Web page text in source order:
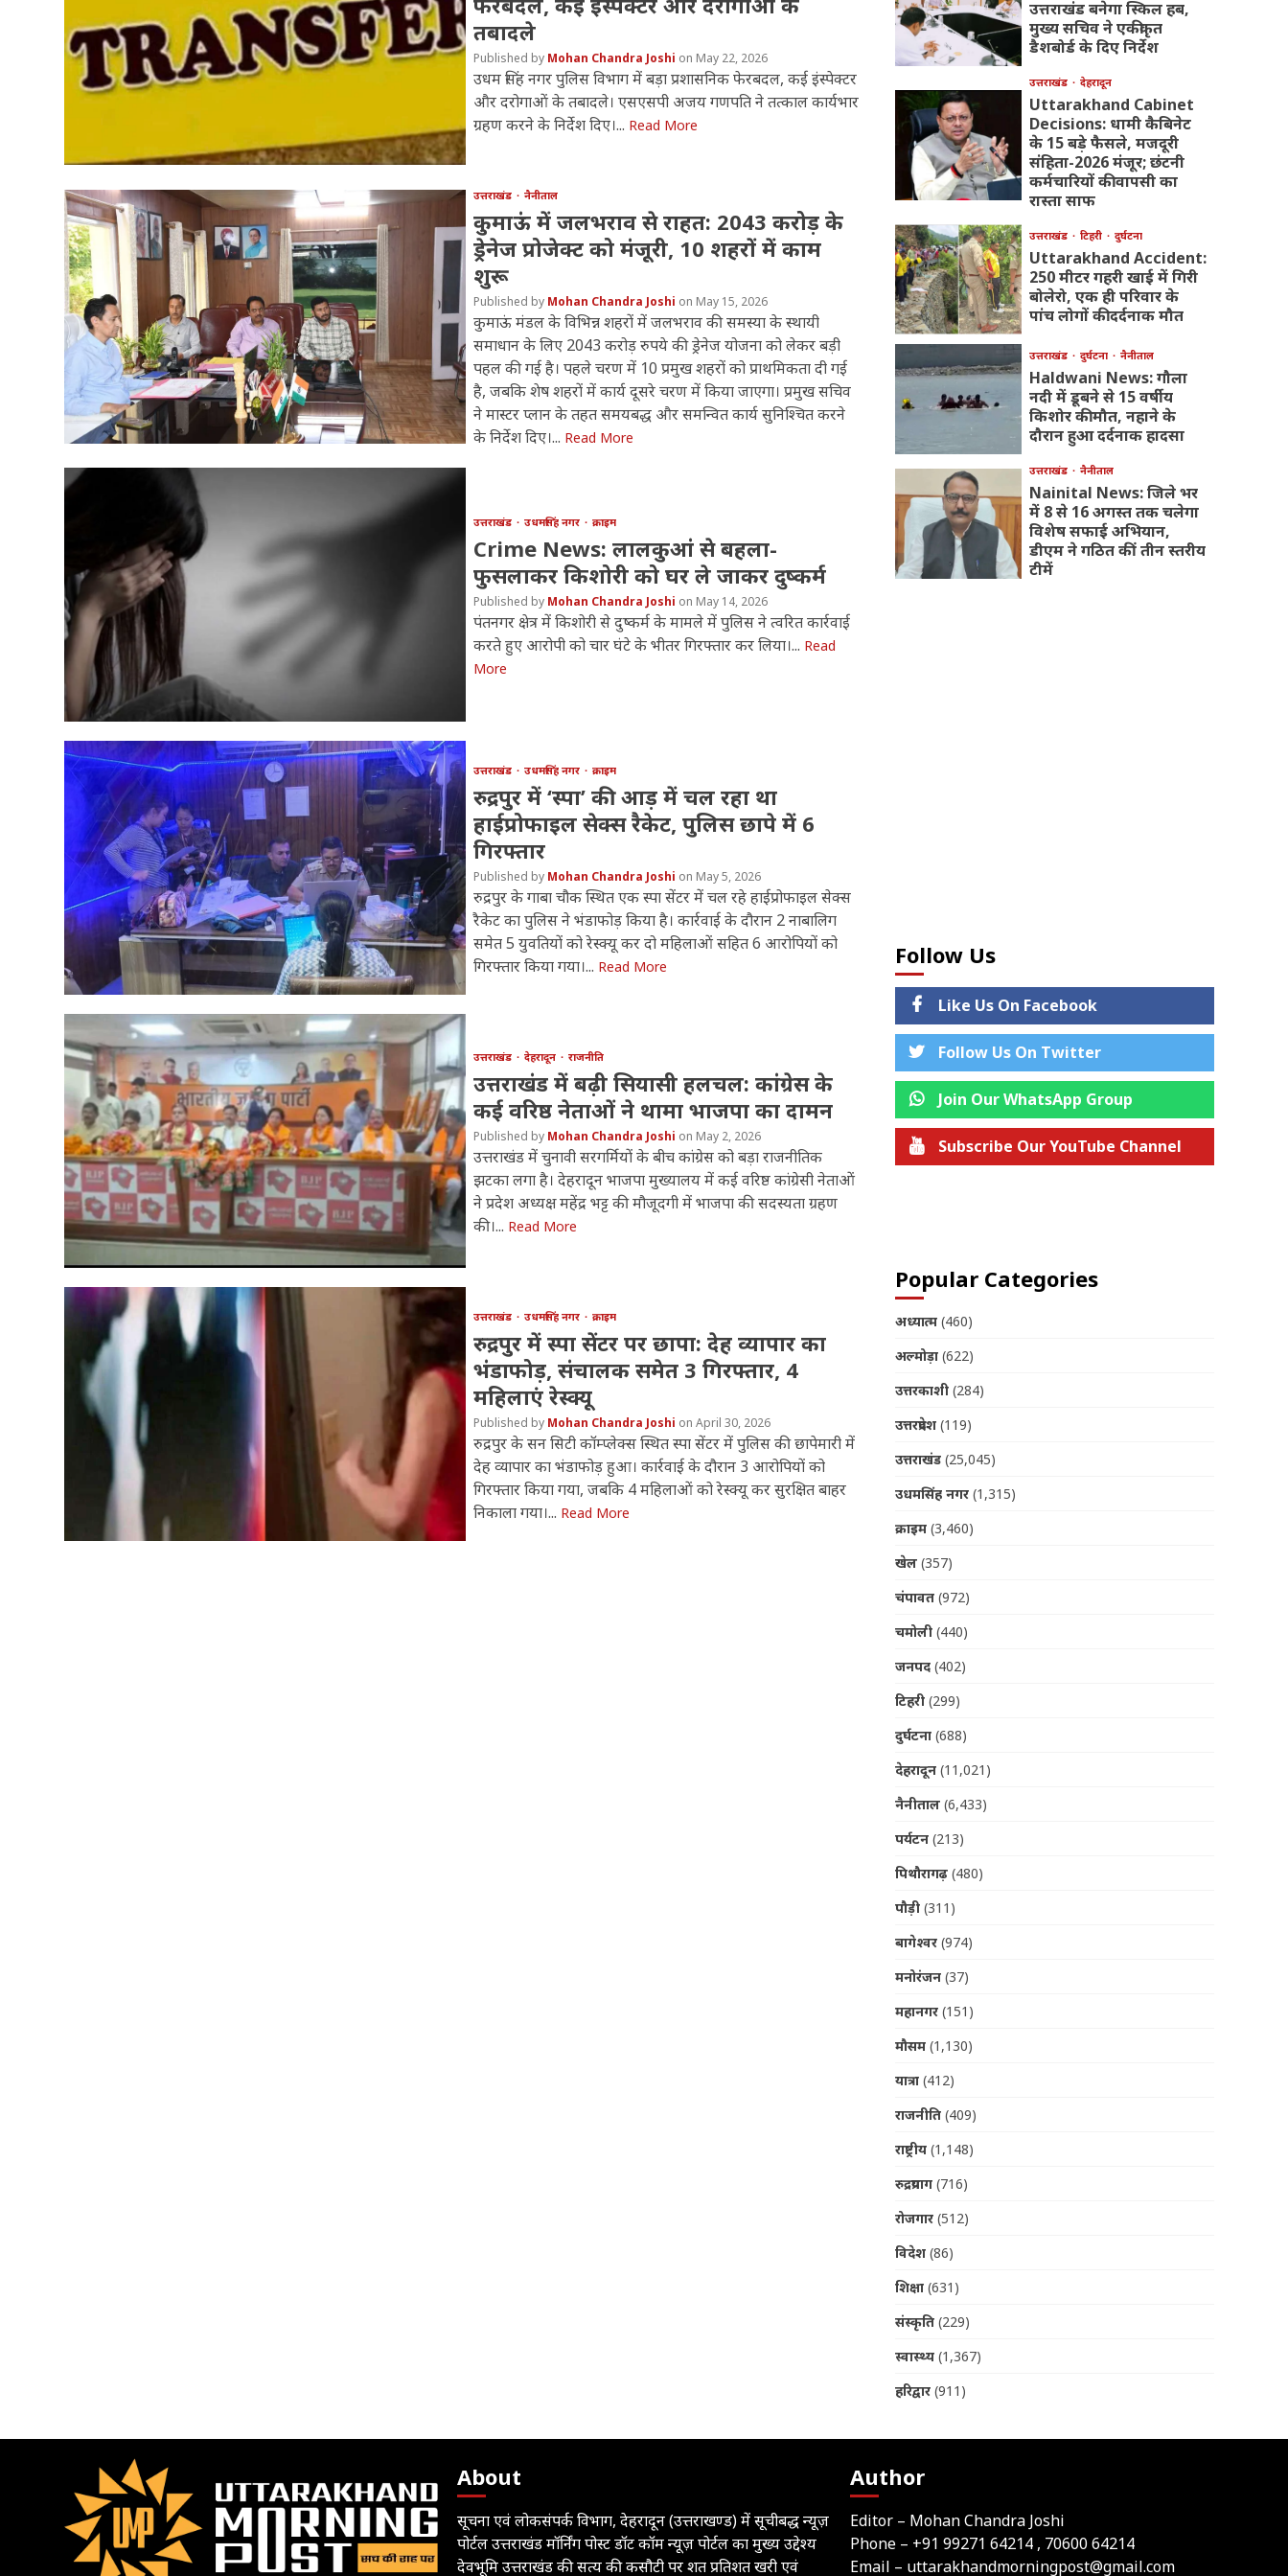
तबादले
Mohan Chandra Joshi May 22, 2026
उधम सिंह नगर पुलिस विभाग में बड़ा प्रशासनिक फेरबदल, कई इंस्पेक्टर
और दरोगाओं के तबादले। एसएसपी अजय गणपति ने तत्काल कार्यभार
ग्रहण करने के निर्देश दिए।... Read More
उत्तराखंड नैनीताल
कुमाऊं में जलभराव से राहत: 2043 करोड़ के
ड्रेनेज प्रोजेक्ट को मंजूरी, 10 शहरों में काम
शुरू
Mohan Chandra Joshi May 15, 2026
कुमाऊं मंडल के विभिन्न शहरों में जलभराव की समस्या के स्थायी
समाधान के लिए 2043 करोड़ रुपये की ड्रेनेज योजना को लेकर बड़ी
पहल की गई है। पहले चरण में 10 प्रमुख शहरों को प्राथमिकता दी गई
है, जबकि शेष शहरों में कार्य दूसरे चरण में किया जाएगा। प्रमुख सचिव
ने मास्टर प्लान के तहत समयबद्ध और समन्वित कार्य सुनिश्चित करने
के निर्देश दिए।... Read More
उत्तराखंड उधमसिंह नगर क्राइम
Crime News: लालकुआं से बहला-
फुसलाकर किशोरी को घर ले जाकर दुष्कर्म
Mohan Chandra Joshi May 14, 2026
पंतनगर क्षेत्र में किशोरी से दुष्कर्म के मामले में पुलिस ने त्वरित कार्रवाई
करते हुए आरोपी को चार घंटे के भीतर गिरफ्तार कर लिया।... Read
More
उत्तराखंड उधमसिंह नगर क्राइम
रुद्रपुर में ‘स्पा’ की आड़ में चल रहा था
हाईप्रोफाइल सेक्स रैकेट, पुलिस छापे में 6
गिरफ्तार
Mohan Chandra Joshi May 5, 2026
रुद्रपुर के गाबा चौक स्थित एक स्पा सेंटर में चल रहे हाईप्रोफाइल सेक्स
रैकेट का पुलिस ने भंडाफोड़ किया है। कार्रवाई के दौरान 2 नाबालिग
समेत 5 युवतियों को रेस्क्यू कर दो महिलाओं सहित 6 आरोपियों को
गिरफ्तार किया गया।... Read More
उत्तराखंड देहरादून राजनीति
उत्तराखंड में बढ़ी सियासी हलचल: कांग्रेस के
कई वरिष्ठ नेताओं ने थामा भाजपा का दामन
Mohan Chandra Joshi May 2, 2026
उत्तराखंड में चुनावी सरगर्मियों के बीच कांग्रेस को बड़ा राजनीतिक
झटका लगा है। देहरादून भाजपा मुख्यालय में कई वरिष्ठ कांग्रेसी नेताओं
ने प्रदेश अध्यक्ष महेंद्र भट्ट की मौजूदगी में भाजपा की सदस्यता ग्रहण
की।... Read More
उत्तराखंड उधमसिंह नगर क्राइम
रुद्रपुर में स्पा सेंटर पर छापा: देह व्यापार का
भंडाफोड़, संचालक समेत 3 गिरफ्तार, 4
महिलाएं रेस्क्यू
Mohan Chandra Joshi April 30, 2026
रुद्रपुर के सन सिटी कॉम्प्लेक्स स्थित स्पा सेंटर में पुलिस की छापेमारी में
देह व्यापार का भंडाफोड़ हुआ। कार्रवाई के दौरान 3 आरोपियों को
गिरफ्तार किया गया, जबकि 4 महिलाओं को रेस्क्यू कर सुरक्षित बाहर
निकाला गया।... Read More
उत्तराखंड बनेगा स्किल हब,
मुख्य सचिव ने एकीकृत
डैशबोर्ड के दिए निर्देश
उत्तराखंड देहरादून
Uttarakhand Cabinet
Decisions: धामी कैबिनेट
के 15 बड़े फैसले, मजदूरी
संहिता-2026 मंजूर; छंटनी
कर्मचारियों की वापसी का
रास्ता साफ
उत्तराखंड टिहरी दुर्घटना
Uttarakhand Accident:
250 मीटर गहरी खाई में गिरी
बोलेरो, एक ही परिवार के
पांच लोगों की दर्दनाक मौत
उत्तराखंड दुर्घटना नैनीताल
Haldwani News: गौला
नदी में डूबने से 15 वर्षीय
किशोर की मौत, नहाने के
दौरान हुआ दर्दनाक हादसा
उत्तराखंड नैनीताल
Nainital News: जिले भर
में 8 से 16 अगस्त तक चलेगा
विशेष सफाई अभियान,
डीएम ने गठित कीं तीन स्तरीय
टीमें
Follow Us
Like Us On Facebook
Follow Us On Twitter
Join Our WhatsApp Group
Subscribe Our YouTube Channel
Popular Categories
अध्यात्म(460)
अल्मोड़ा(622)
उत्तरकाशी(284)
उत्तरप्रदेश(119)
उत्तराखंड(25,045)
उधमसिंह नगर(1,315)
क्राइम(3,460)
खेल(357)
चंपावत(972)
चमोली(440)
जनपद(402)
टिहरी(299)
दुर्घटना(688)
देहरादून(11,021)
नैनीताल(6,433)
पर्यटन(213)
पिथौरागढ़(480)
पौड़ी(311)
बागेश्वर(974)
मनोरंजन(37)
महानगर(151)
मौसम(1,130)
यात्रा(412)
राजनीति(409)
राष्ट्रीय(1,148)
रुद्रप्रयाग(716)
रोजगार(512)
विदेश(86)
शिक्षा(631)
संस्कृति(229)
स्वास्थ्य(1,367)
हरिद्वार(911)
About
सूचना एवं लोकसंपर्क विभाग, देहरादून (उत्तराखण्ड) में सूचीबद्ध न्यूज़
पोर्टल उत्तराखंड मॉर्निंग पोस्ट डॉट कॉम न्यूज़ पोर्टल का मुख्य उद्देश्य
देवभूमि उत्तराखंड की सत्य की कसौटी पर शत प्रतिशत खरी एवं
Author
Editor – Mohan Chandra Joshi
Phone – +91 99271 64214, 70600 64214
Email – uttarakhandmorningpost@gmail.com